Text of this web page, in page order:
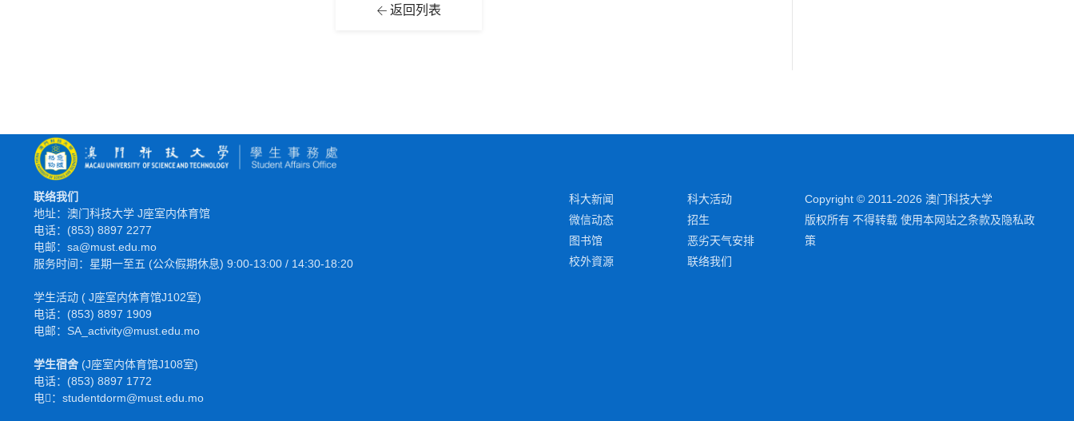
返回列表
联络我们
地址：澳门科技大学 J座室内体育馆
电话：(853) 8897 2277
电邮：sa@must.edu.mo
服务时间：星期一至五 (公众假期休息) 9:00-13:00 / 14:30-18:20
学生活动 ( J座室内体育馆J102室)
电话：(853) 8897 1909
电邮：SA_activity@must.edu.mo
学生宿舍 (J座室内体育馆J108室)
电话：(853) 8897 1772
电𫑘：studentdorm@must.edu.mo
科大新闻
科大活动
微信动态
招生
图书馆
恶劣天气安排
校外資源
联络我们
Copyright © 2011-2026 澳门科技大学
版权所有 不得转载 使用本网站之条款及隐私政
策